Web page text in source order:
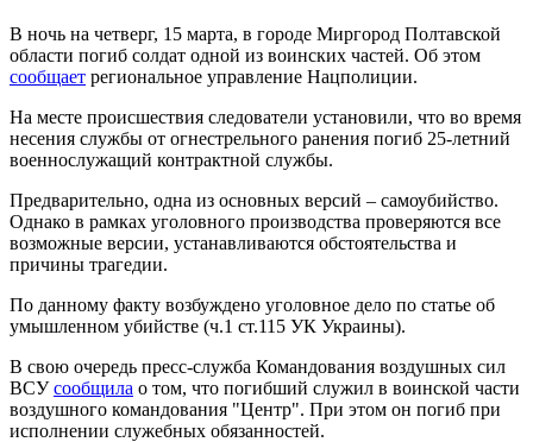
В ночь на четверг, 15 марта, в городе Миргород Полтавской
области погиб солдат одной из воинских частей. Об этом
сообщает региональное управление Нацполиции.
На месте происшествия следователи установили, что во время
несения службы от огнестрельного ранения погиб 25-летний
военнослужащий контрактной службы.
Предварительно, одна из основных версий – самоубийство.
Однако в рамках уголовного производства проверяются все
возможные версии, устанавливаются обстоятельства и
причины трагедии.
По данному факту возбуждено уголовное дело по статье об
умышленном убийстве (ч.1 ст.115 УК Украины).
В свою очередь пресс-служба Командования воздушных сил
ВСУсообщила о том, что погибший служил в воинской части
воздушного командования "Центр". При этом он погиб при
исполнении служебных обязанностей.